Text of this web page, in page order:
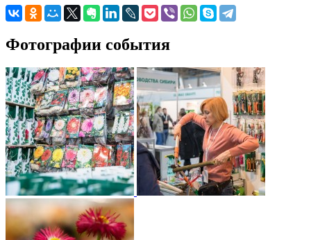
Фотографии события